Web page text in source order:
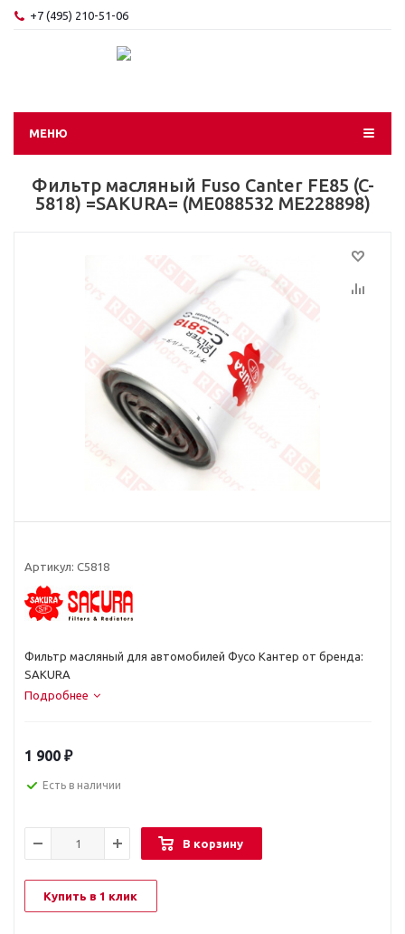
+7 (495) 210-51-06
МЕНЮ
Фильтр масляный Fuso Canter FE85 (C-
5818) =SAKURA= (ME088532 ME228898)
Артикул: C5818
Фильтр масляный для автомобилей Фусо Кантер от бренда:
SAKURA
Подробнее
1 900 ₽
Есть в наличии
В корзину
Купить в 1 клик